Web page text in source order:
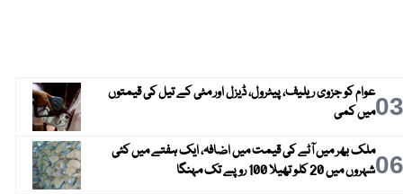
03عوام کو جزوی ریلیف، پیٹرول، ڈیزل اور مٹی کے تیل کی قیمتوں
میں کمی
06ملک بھر میں آٹے کی قیمت میں اضافہ، ایک ہفتے میں کئی
شہروں میں 20 کلو تھیلا 100 روپے تک مہنگا